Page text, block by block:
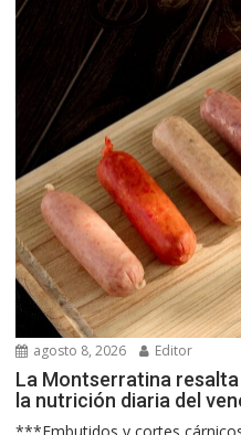
agosto 8, 2026 Editor
La Montserratina
la nutrición diaria del